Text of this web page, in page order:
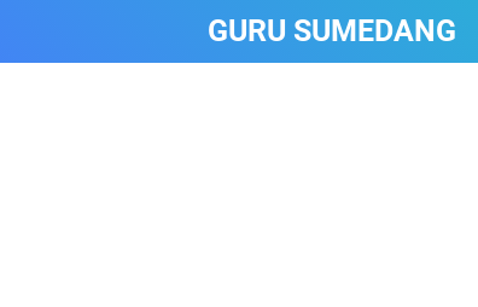
GURU SUMEDANG